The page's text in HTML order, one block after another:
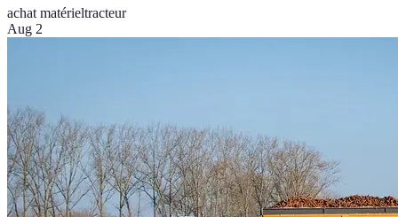
achat matérieltracteur
Aug 2